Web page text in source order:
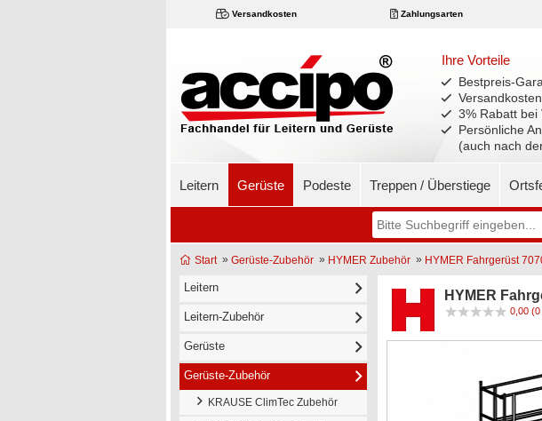
Versandkosten Zahlungsarten
Ihre Vorteile
Bestpreis-
3% Rabatt bei
Persönliche
(auch nach
Leitern Gerüste Podeste Treppen / Überstiege
Start» Gerüste-Zubehör » HYMER Zubehör » HYMER Fahrgerüst
Leitern
Leitern-Zubehör
Gerüste
Gerüste-Zubehör
KRAUSE ClimTec Zubehör
HYMER
0,00 (0